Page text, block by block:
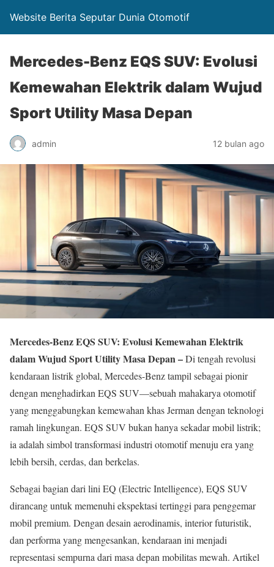
Website Berita Seputar Dunia Otomotif
Mercedes-Benz EQS SUV: Evolusi
Kemewahan Elektrik dalam Wujud
Sport Utility Masa Depan
admin 12 bulan ago
Mercedes-Benz EQS SUV: Evolusi Kemewahan Elektrik
dalam Wujud Sport Utility Masa Depan –Di tengah revolusi
kendaraan listrik global, Mercedes-Benz tampil sebagai pionir
dengan menghadirkan EQS SUV—sebuah mahakarya otomotif
yang menggabungkan kemewahan khas Jerman dengan teknologi
ramah lingkungan. EQS SUV bukan hanya sekadar mobil listrik;
ia adalah simbol transformasi industri otomotif menuju era yang
lebih bersih, cerdas, dan berkelas.
Sebagai bagian dari lini EQ (Electric Intelligence), EQS SUV
dirancang untuk memenuhi ekspektasi tertinggi para penggemar
mobil premium. Dengan desain aerodinamis, interior futuristik,
dan performa yang mengesankan, kendaraan ini menjadi
representasi sempurna dari masa depan mobilitas mewah. Artikel